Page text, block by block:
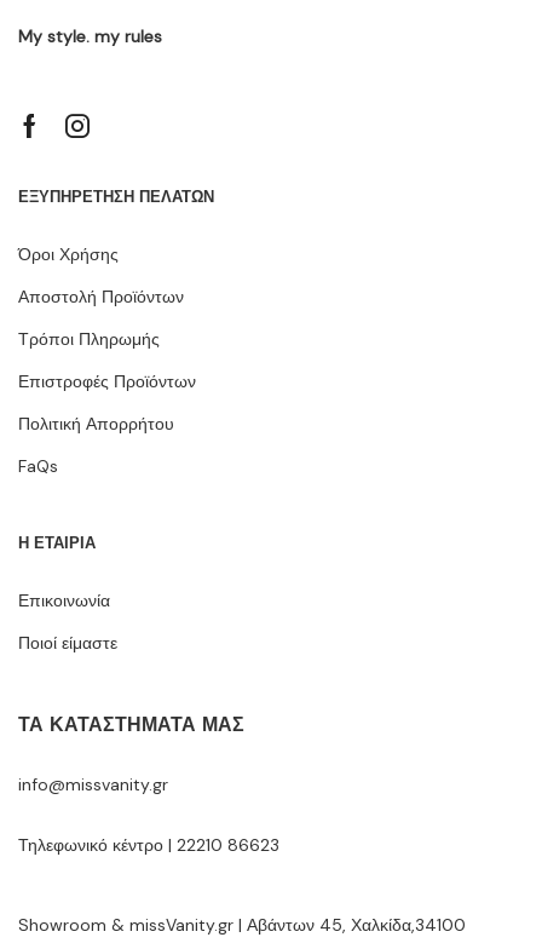
My style. my rules
ΕΞΥΠΗΡΕΤΗΣΗ ΠΕΛΑΤΩΝ
Όροι Χρήσης
Αποστολή Προϊόντων
Τρόποι Πληρωμής
Επιστροφές Προϊόντων
Πολιτική Απορρήτου
FaQs
Η ΕΤΑΙΡΙΑ
Επικοινωνία
Ποιοί είμαστε
ΤΑ ΚΑΤΑΣΤΉΜΑΤΆ ΜΑΣ
info@missvanity.gr
Τηλεφωνικό κέντρο | 22210 86623
Showroom & missVanity.gr | Αβάντων 45, Χαλκίδα,34100